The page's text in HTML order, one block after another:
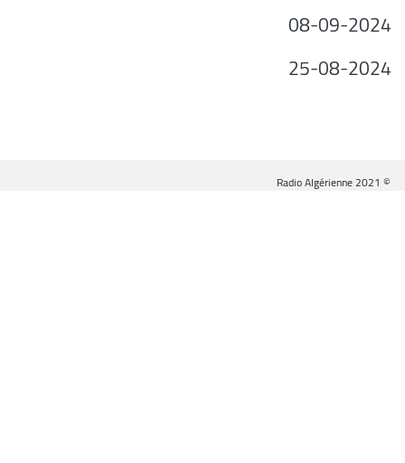
08-09-2024
25-08-2024
© Radio Algérienne 2021